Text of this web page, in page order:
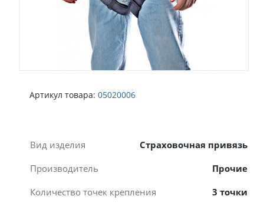
Артикул товара: 05020006
Вид изделия
Страховочная привязь
Производитель
Прочие
Количество точек крепления
3 точки